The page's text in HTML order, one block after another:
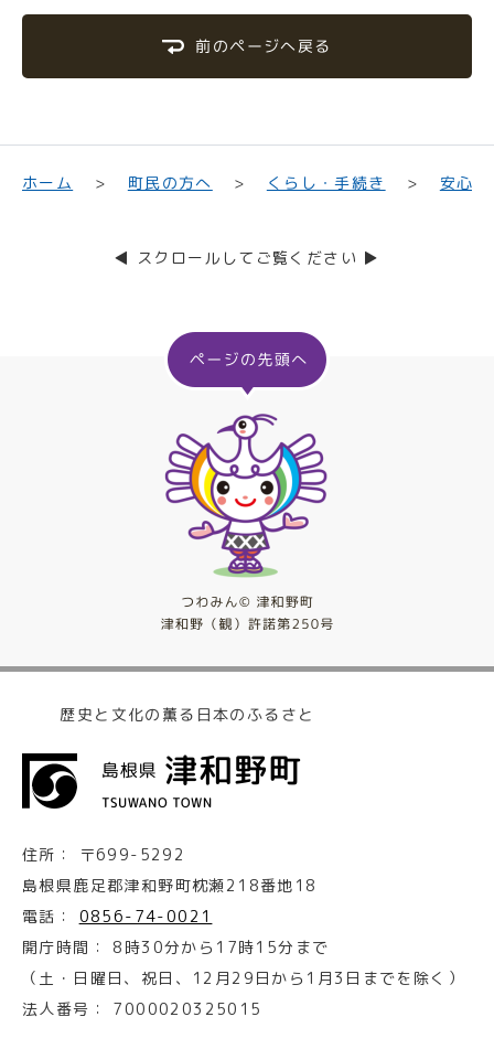
前のページへ戻る
ホーム 町民の方へ くらし・手続き 安心
◀ スクロールしてご覧ください ▶
歴史と文化の薫る日本のふるさと
住所：
〒699-5292
島根県鹿足郡津和野町枕瀬218番地18
電話：
0856-74-0021
開庁時間：
8時30分から17時15分まで
（土・日曜日、祝日、12月29日から1月3日までを除く）
法人番号：
7000020325015